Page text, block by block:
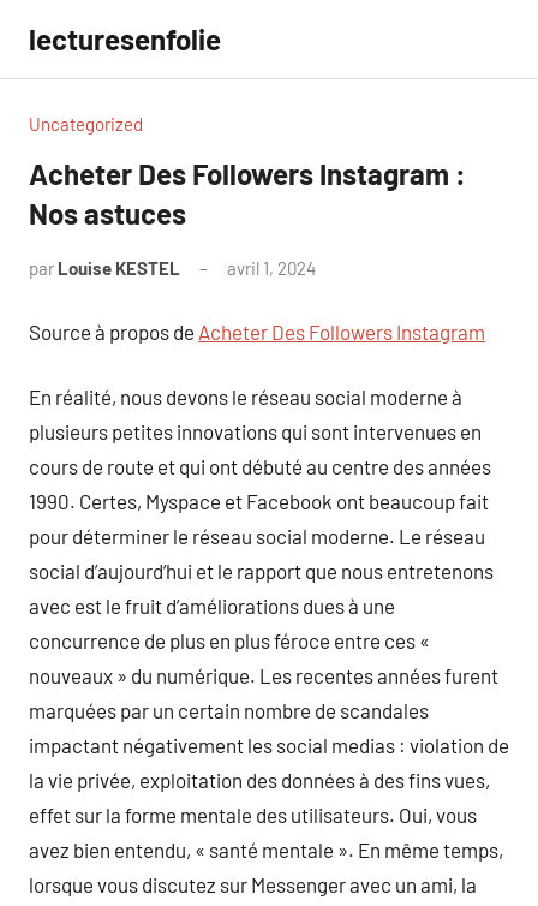
contenu
lecturesenfolie
Uncategorized
Acheter Des Followers Instagram :
Nos astuces
par Louise KESTEL avril 1, 2024
Source à propos de Acheter Des Followers Instagram
En réalité, nous devons le réseau social moderne à
plusieurs petites innovations qui sont intervenues en
cours de route et qui ont débuté au centre des années
1990. Certes, Myspace et Facebook ont beaucoup fait
pour déterminer le réseau social moderne. Le réseau
social d’aujourd’hui et le rapport que nous entretenons
avec est le fruit d’améliorations dues à une
concurrence de plus en plus féroce entre ces «
nouveaux » du numérique. Les recentes années furent
marquées par un certain nombre de scandales
impactant négativement les social medias : violation de
la vie privée, exploitation des données à des fins vues,
effet sur la forme mentale des utilisateurs. Oui, vous
avez bien entendu, « santé mentale ». En même temps,
lorsque vous discutez sur Messenger avec un ami, la